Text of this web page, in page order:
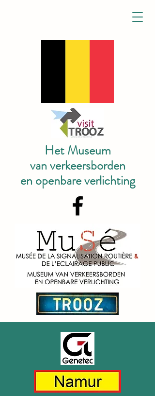
Het Museum
van verkeersborden
en openbare verlichting